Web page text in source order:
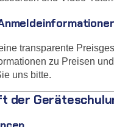
transparente
zu Preisen
uns bitte.
der